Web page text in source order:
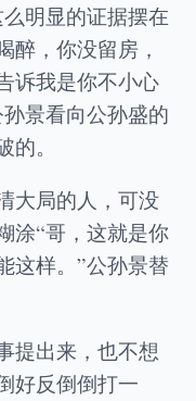
明显的证据摆在
醉，你没留房，
诉我是你不小心
景看向公孙盛的
。
大局的人，可没
涂“哥，这就是你
这样。”公孙景替
提出来，也不想
好反倒倒打一